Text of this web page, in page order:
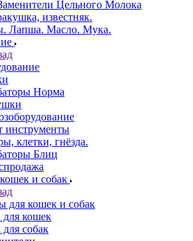
Цельного Молока
известняк.
Лапша. Масло. Мука.
Норма
инструменты
клетки, гнёзда.
Блиц
и собак
для кошек и собак
для кошек
собак